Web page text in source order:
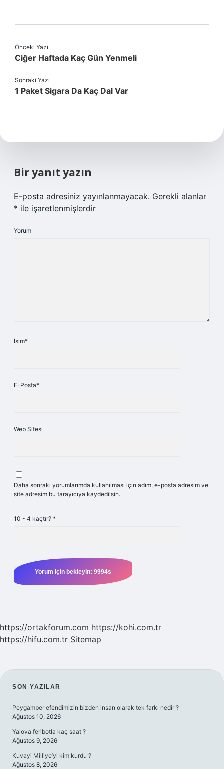
Önceki Yazı
Ciğer Haftada Kaç Gün Yenmeli
Sonraki Yazı
1 Paket Sigara Da Kaç Dal Var
Bir yanıt yazın
E-posta adresiniz yayınlanmayacak. Gerekli alanlar
* ile işaretlenmişlerdir
Yorum
İsim*
E-Posta*
Web Sitesi
Daha sonraki yorumlarımda kullanılması için adım, e-posta adresim ve
site adresim bu tarayıcıya kaydedilsin.
10 - 4 kaçtır? *
https://ortakforum.com https://kohi.com.tr
https://hifu.com.tr Sitemap
SIDEBAR
SON YAZILAR
Peygamber efendimizin bizden insan olarak tek farkı nedir ?
Ağustos 10, 2026
Yalova feribotla kaç saat ?
Ağustos 9, 2026
Kuvayi Milliye’yi kim kurdu ?
Ağustos 8, 2026